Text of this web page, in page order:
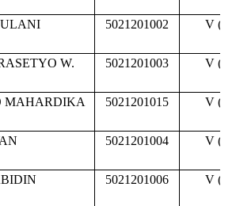
5021201002 V (
W. 5021201003 V (
MAHARDIKA 5021201015 V (
5021201004 V (
5021201006 V (